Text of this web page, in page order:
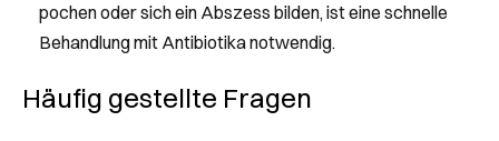
pochen oder sich ein Abszess bilden, ist eine schnelle
Behandlung mit Antibiotika notwendig.
Häufig gestellte Fragen